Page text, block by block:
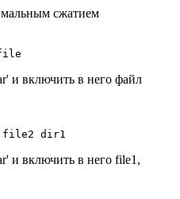
сжатием
и включить в него файл
dir1
и включить в него file1,